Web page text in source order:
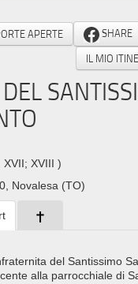
APERTE SHARE
IL MIO
XVII; XVIII )
Novalesa (TO)
del Santissimo
alla parrocchiale di